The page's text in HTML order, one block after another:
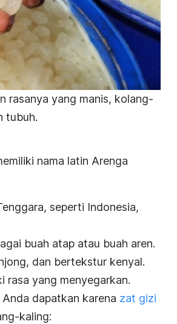
rasanya yang manis, kolang-
tubuh.
nama latin Arenga
seperti Indonesia,
buah atap atau buah aren.
dan bertekstur kenyal.
rasa yang menyegarkan.
dapatkan karena zat gizi
kaling: